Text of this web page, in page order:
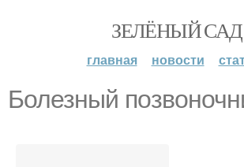
ЗЕЛЁНЫЙ САД
главная новости
Болезный